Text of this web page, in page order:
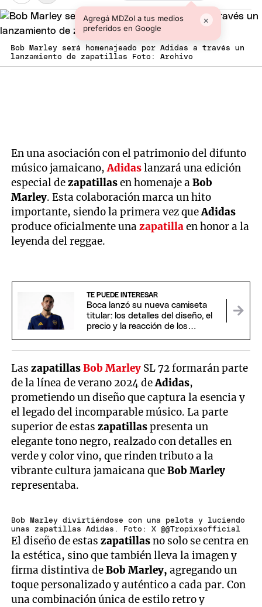
Agregá MDZol a tus medios
preferidos en Google
×
Bob Marley será homenajeado por Adidas a través un
lanzamiento de zapatillas Foto: Archivo
En una asociación con el patrimonio del difunto
músico jamaicano,Adidaslanzará una edición
especial dezapatillasen homenaje aBob
Marley. Esta colaboración marca un hito
importante, siendo la primera vez queAdidas
produce oficialmente unazapatillaen honor a la
leyenda del reggae.
TE PUEDE INTERESAR
Boca lanzó su nueva camiseta
titular: los detalles del diseño, el
precio y la reacción de los
LaszapatillasBob Marley SL 72 formarán parte
de la línea de verano 2024 deAdidas,
prometiendo un diseño que captura la esencia y
el legado del incomparable músico. La parte
superior de estaszapatillaspresenta un
elegante tono negro, realzado con detalles en
verde y color vino, que rinden tributo a la
vibrante cultura jamaicana queBob Marley
representaba.
Bob Marley divirtiéndose con una pelota y luciendo
unas zapatillas Adidas. Foto: X @@Tropixsofficial
El diseño de estaszapatillasno solo se centra en
la estética, sino que también lleva la imagen y
firma distintiva deBob Marley, agregando un
toque personalizado y auténtico a cada par. Con
una combinación única de estilo retro y